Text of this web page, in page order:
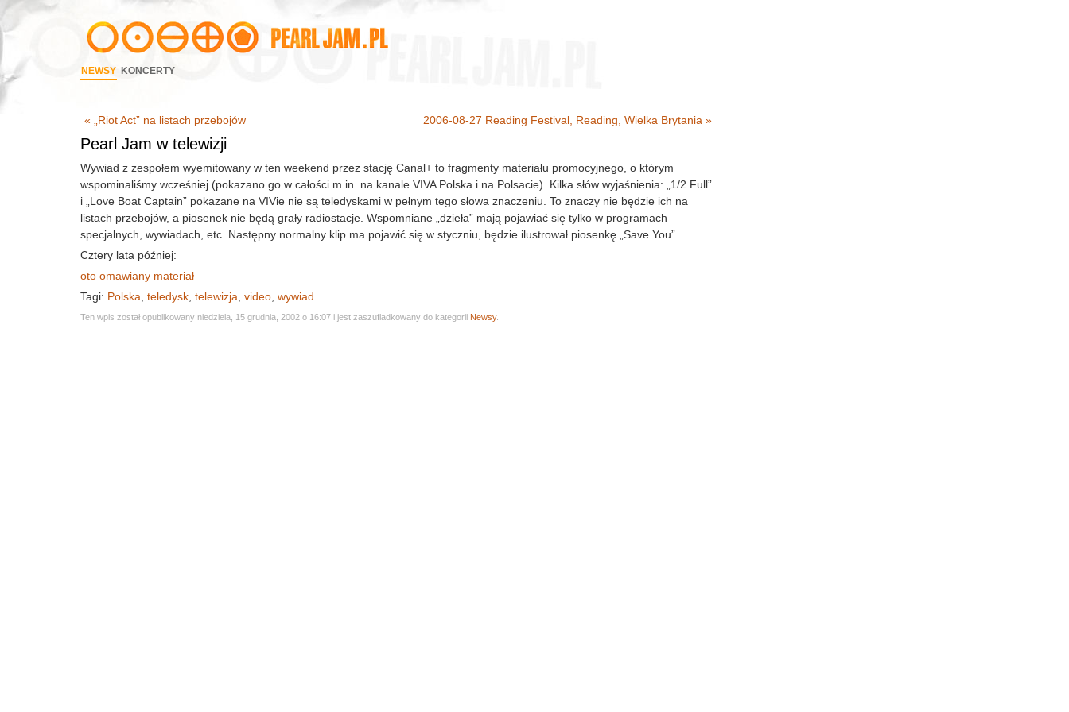
NEWSY KONCERTY
« „Riot Act” na listach przebojów 2006-08-27 Reading Festival, Reading, Wielka Brytania »
Pearl Jam w telewizji
Wywiad z zespołem wyemitowany w ten weekend przez stację Canal+ to fragmenty materiału promocyjnego, o którym
wspominaliśmy wcześniej (pokazano go w całości m.in. na kanale VIVA Polska i na Polsacie). Kilka słów wyjaśnienia: „1/2 Full”
i „Love Boat Captain” pokazane na VIVie nie są teledyskami w pełnym tego słowa znaczeniu. To znaczy nie będzie ich na
listach przebojów, a piosenek nie będą grały radiostacje. Wspomniane „dzieła” mają pojawiać się tylko w programach
specjalnych, wywiadach, etc. Następny normalny klip ma pojawić się w styczniu, będzie ilustrował piosenkę „Save You”.
Cztery lata później:
oto omawiany materiał
Tagi: Polska teledysk, telewizja video, wywiad
Ten wpis został opublikowany niedziela, 15 grudnia, 2002 o 16:07 i jest zaszufladkowany do kategorii Newsy.